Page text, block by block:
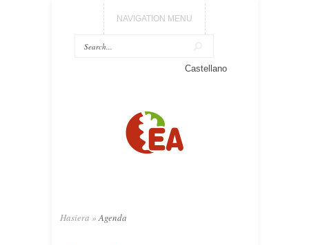
NAVIGATION MENU
Castellano
Hasiera » Agenda